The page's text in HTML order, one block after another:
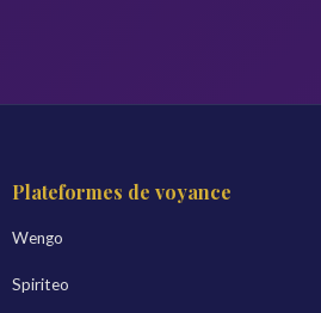
Plateformes de voyance
Wengo
Spiriteo